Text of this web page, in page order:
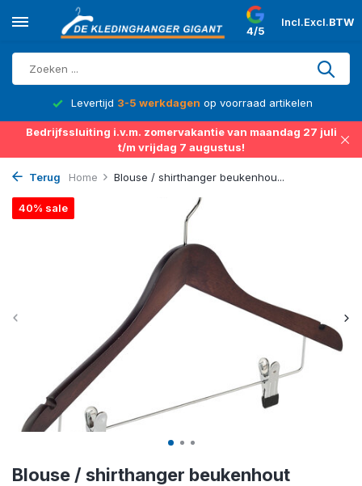
4/5
Incl.Excl.BTW
Levertijd 3-5 werkdagen op voorraad artikelen
Bedrijfssluiting i.v.m. zomervakantie van maandag 27 juli
t/m vrijdag 7 augustus!
Terug Home Blouse / shirthanger beukenhou...
Blouse / shirthanger beukenhout
40% sale